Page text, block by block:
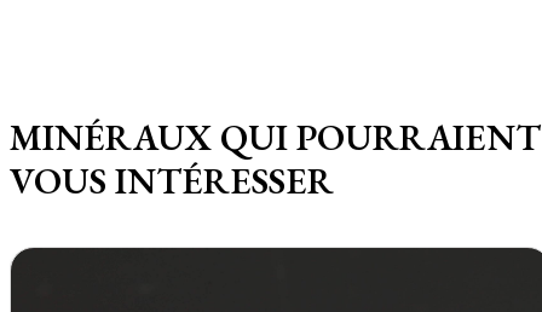
MINÉRAUX QUI POURRAIENT
VOUS INTÉRESSER